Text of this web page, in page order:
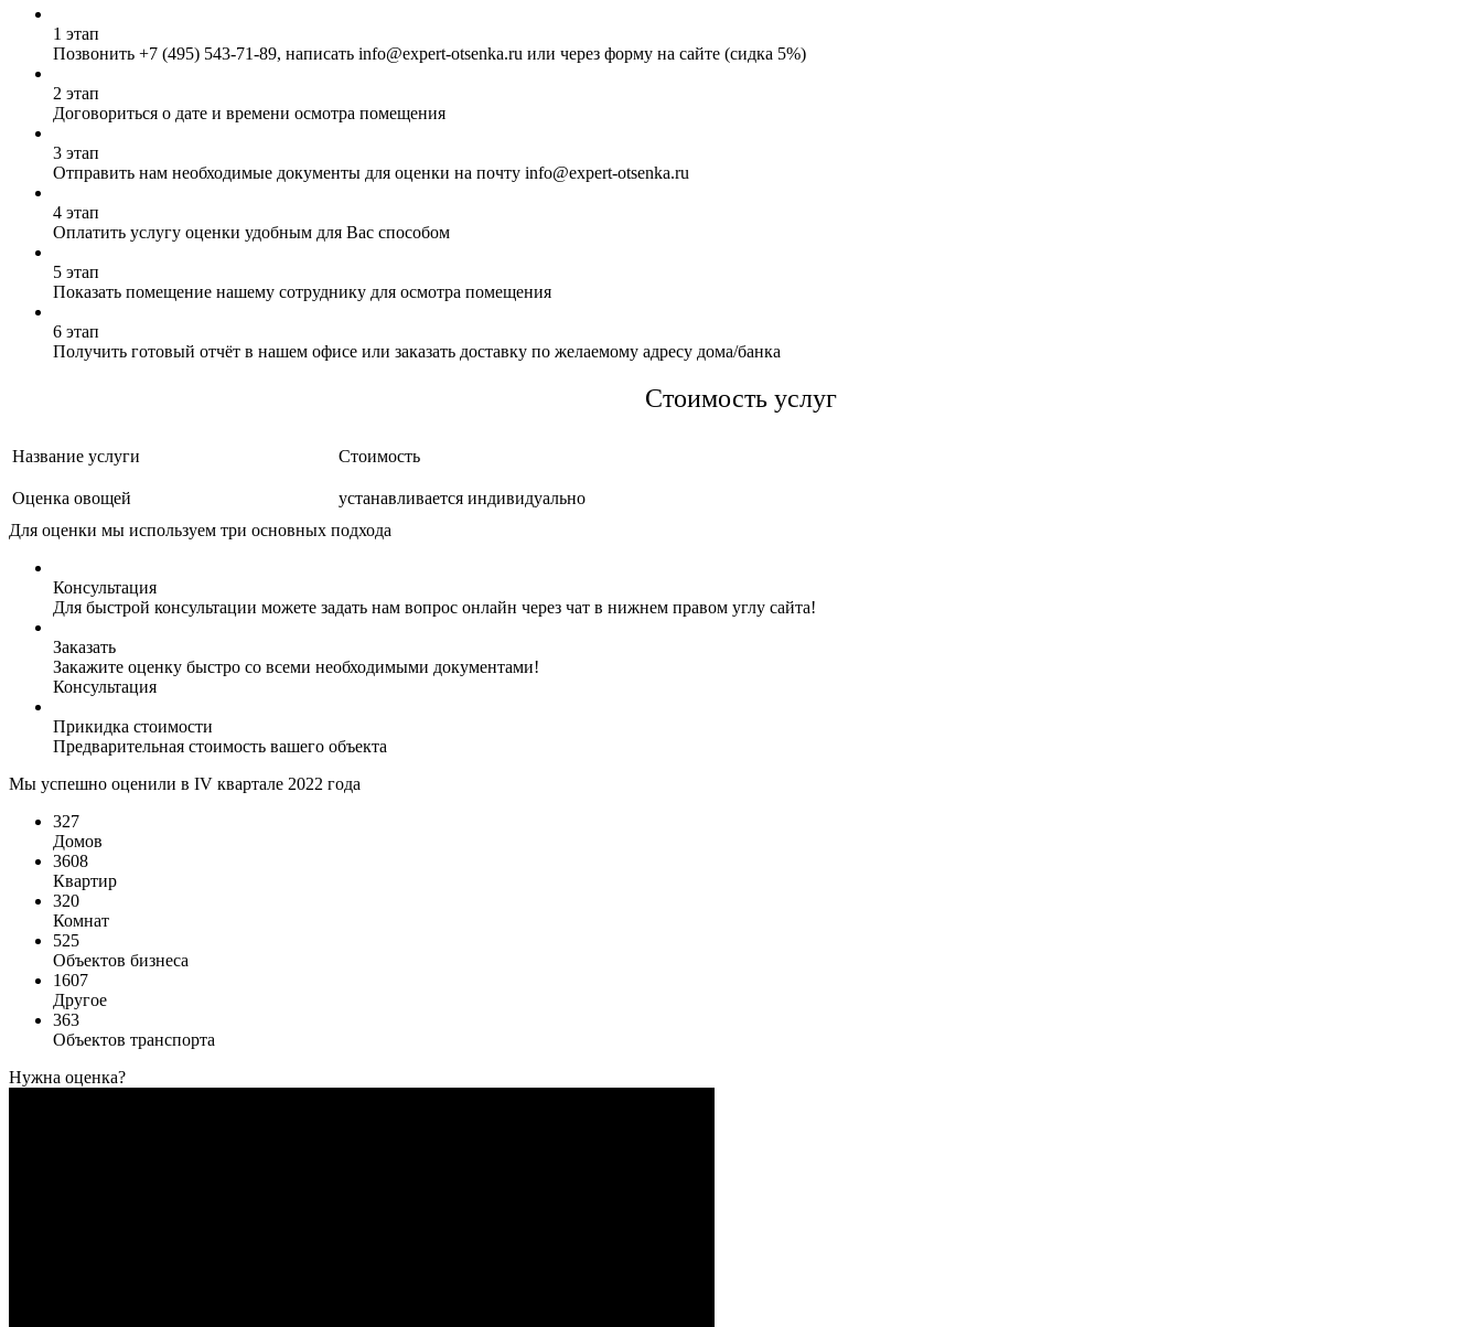
1 этап
Позвонить +7 (495) 543-71-89, написать info@expert-otsenka.ru или через форму на сайте (сидка 5%)
2 этап
Договориться о дате и времени осмотра помещения
3 этап
Отправить нам необходимые документы для оценки на почту info@expert-otsenka.ru
4 этап
Оплатить услугу оценки удобным для Вас способом
5 этап
Показать помещение нашему сотруднику для осмотра помещения
6 этап
Получить готовый отчёт в нашем офисе или заказать доставку по желаемому адресу дома/банка
Стоимость услуг
Название услуги Стоимость
Оценка овощей
устанавливается индивидуально
Для оценки мы используем три основных подхода
Консультация
Для быстрой консультации можете задать нам вопрос онлайн через чат в нижнем правом углу сайта!
Заказать
Закажите оценку быстро со всеми необходимыми документами!
Консультация
Прикидка стоимости
Предварительная стоимость вашего объекта
Мы успешно оценили в IV квартале 2022 года
327
Домов
3608
Квартир
320
Комнат
525
Объектов бизнеса
1607
Другое
363
Объектов транспорта
Нужна оценка?